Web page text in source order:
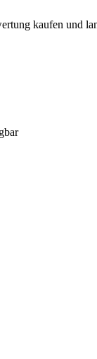
kaufen und